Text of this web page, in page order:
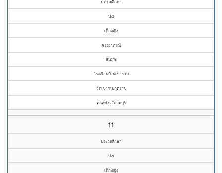
ประถมศึกษา
ป.๕
เด็กหญิง
จรรยาภรณ์
สนธีระ
โรงเรียนบ้านเขาราบ
วัดเขาราบกุตราช
คณะจังหวัดลพบุรี
11
ประถมศึกษา
ป.๕
เด็กหญิง